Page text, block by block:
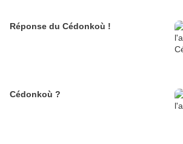
Réponse du Cédonkoù !
Cédonkoù ?